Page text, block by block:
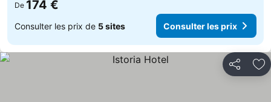
De 174 €
Consulter les prix de 5 sites Consulter les prix
Partager